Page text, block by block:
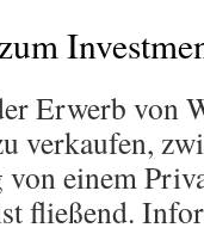
Erwerb von
verkaufen,
einem
fließend.